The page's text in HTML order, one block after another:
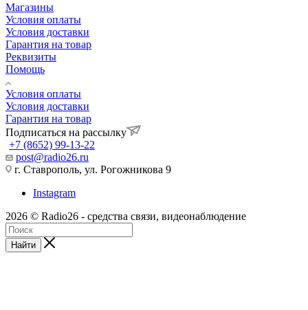
Магазины
Условия оплаты
Условия доставки
Гарантия на товар
Реквизиты
Помощь
Условия оплаты
Условия доставки
Гарантия на товар
Подписаться на рассылку
+7 (8652) 99-13-22
post@radio26.ru
г. Ставрополь, ул. Рогожникова 9
Instagram
2026 © Radio26 - средства связи, видеонаблюдение
Найти